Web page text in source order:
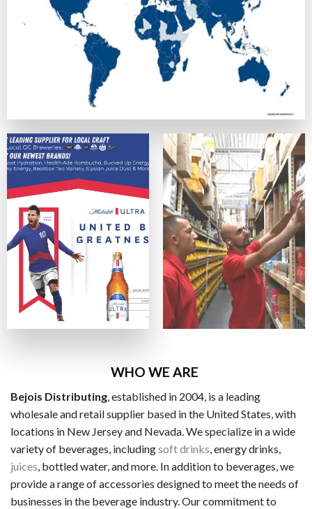
WHO WE ARE
Bejois Distributing , established in 2004, is a leading
wholesale and retail supplier based in the United States, with
locations in New Jersey and Nevada. We specialize in a wide
variety of beverages, includingsoft drinks , energy drinks,
juices , bottled water, and more. In addition to beverages, we
provide a range of accessories designed to meet the needs of
businesses in the beverage industry. Our commitment to
正式なライセンスを持ち、SSL暗号化でデータを守っている
カスタマーサポート
優秀なカジノは、迅速で親切なサポート体制を提供してい
便利さ・モバイル対応
スマホ、タブレットデバイス、PCのどれからでも問題なく
ゲームの質
ネットエント、Microgaming、プレイテック、Evolution
オンラインカジノサイトの入出金手段
カジノプロファイルを作成したら、次のステップは入金手
クレジットは最も手軽なデポジット手段の一つの方法です
主な入出金方法：
ビザカード / MasterCard / JCB
ビットコイン・Ethereum（仮想通貨）
一般的な電子決済手段：
EcoPayz
Neteller
アイウォレット
スクリル